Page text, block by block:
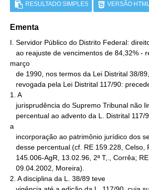
RESULTADO SIMPLES VERSÃO
Ementa
I. Servidor Público do Distrito Federal:
março
1. A
a
2. A disciplina da L. 38/89 teve